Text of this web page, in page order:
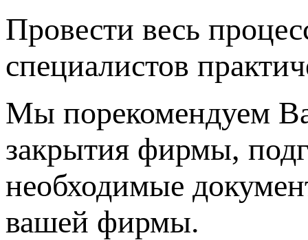
Провести весь
специалистов
Мы порекомендуем
закрытия фирмы,
необходимые
вашей фирмы.